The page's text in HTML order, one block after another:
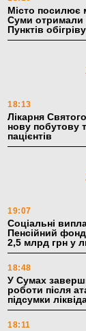
Місто посилює
Суми отримали
Пунктів обігріву
18:13
Лікарня
нову побутову
пацієнтів
19:07
Соціальні
Пенсійний
2,5 млрд грн у
18:48
У Сумах
роботи після
підсумки
18:11